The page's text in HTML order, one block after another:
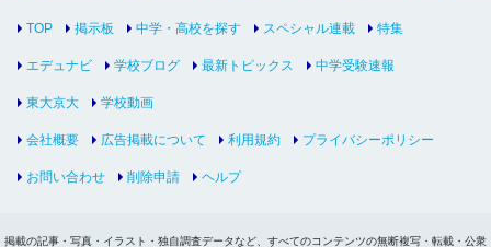
TOP 掲示板 中学・高校を探す スペシャル連載 特集
エデュナビ 学校ブログ 最新トピックス 中学受験速報
東大京大 学校動画
会社概要 広告掲載について 利用規約 プライバシーポリシー
お問い合わせ 削除申請 ヘルプ
掲載の記事・写真・イラスト・独自調査データなど、すべてのコンテンツの無断複写・転載・公衆